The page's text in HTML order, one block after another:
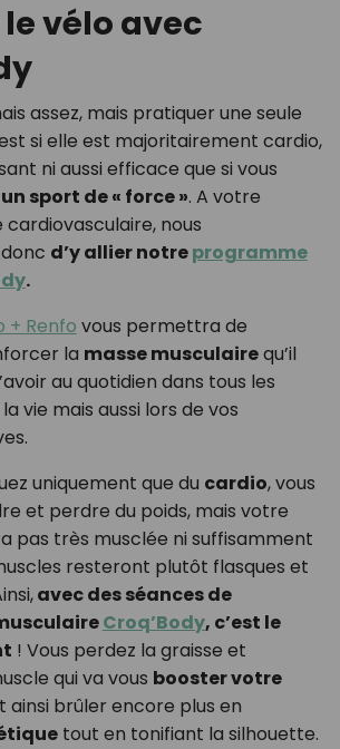
vélo avec
assez, mais pratiquer une seule
si elle est majoritairement cardio,
ni aussi efficace que si vous
sport de « force ». A votre
nous
d’y allier notreprogramme
.
+ Renfo vous permettra de
la masse musculairequ’il
au quotidien dans tous les
vie mais aussi lors de vos
uniquement que du cardio, vous
et perdre du poids, mais votre
pas très musclée ni suffisamment
resteront plutôt flasques et
avec des séances de
Croq’Body, c’est le
! Vous perdez la graisse et
qui va vous booster votre
ainsi brûler encore plus en
tout en tonifiant la silhouette.